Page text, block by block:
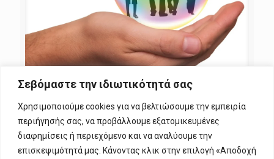
Σεβόμαστε την ιδιωτικότητά σας
Χρησιμοποιούμε cookies για να βελτιώσουμε την εμπειρία
περιήγησής σας, να προβάλλουμε εξατομικευμένες
διαφημίσεις ή περιεχόμενο και να αναλύουμε την
επισκεψιμότητά μας. Κάνοντας κλικ στην επιλογή «Αποδοχή
vasilis Mountakis at 9 Δεκεμβρίου, 2023
Η ασφάλεια δε κοστίζει…Φροντίζει:
0 0 Read more